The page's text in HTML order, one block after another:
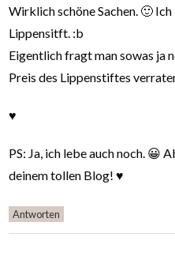
Wirklich schöne Sachen. 🙂
Lippensitft. :b
Eigentlich fragt man sowas ja
Preis des Lippenstiftes
♥
PS: Ja, ich lebe auch noch. 😀
deinem tollen Blog! ♥
Antworten